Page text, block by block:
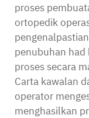
proses
ortopedik
penubuhan had
proses secara
Carta kawalan
operator
menghasilkan